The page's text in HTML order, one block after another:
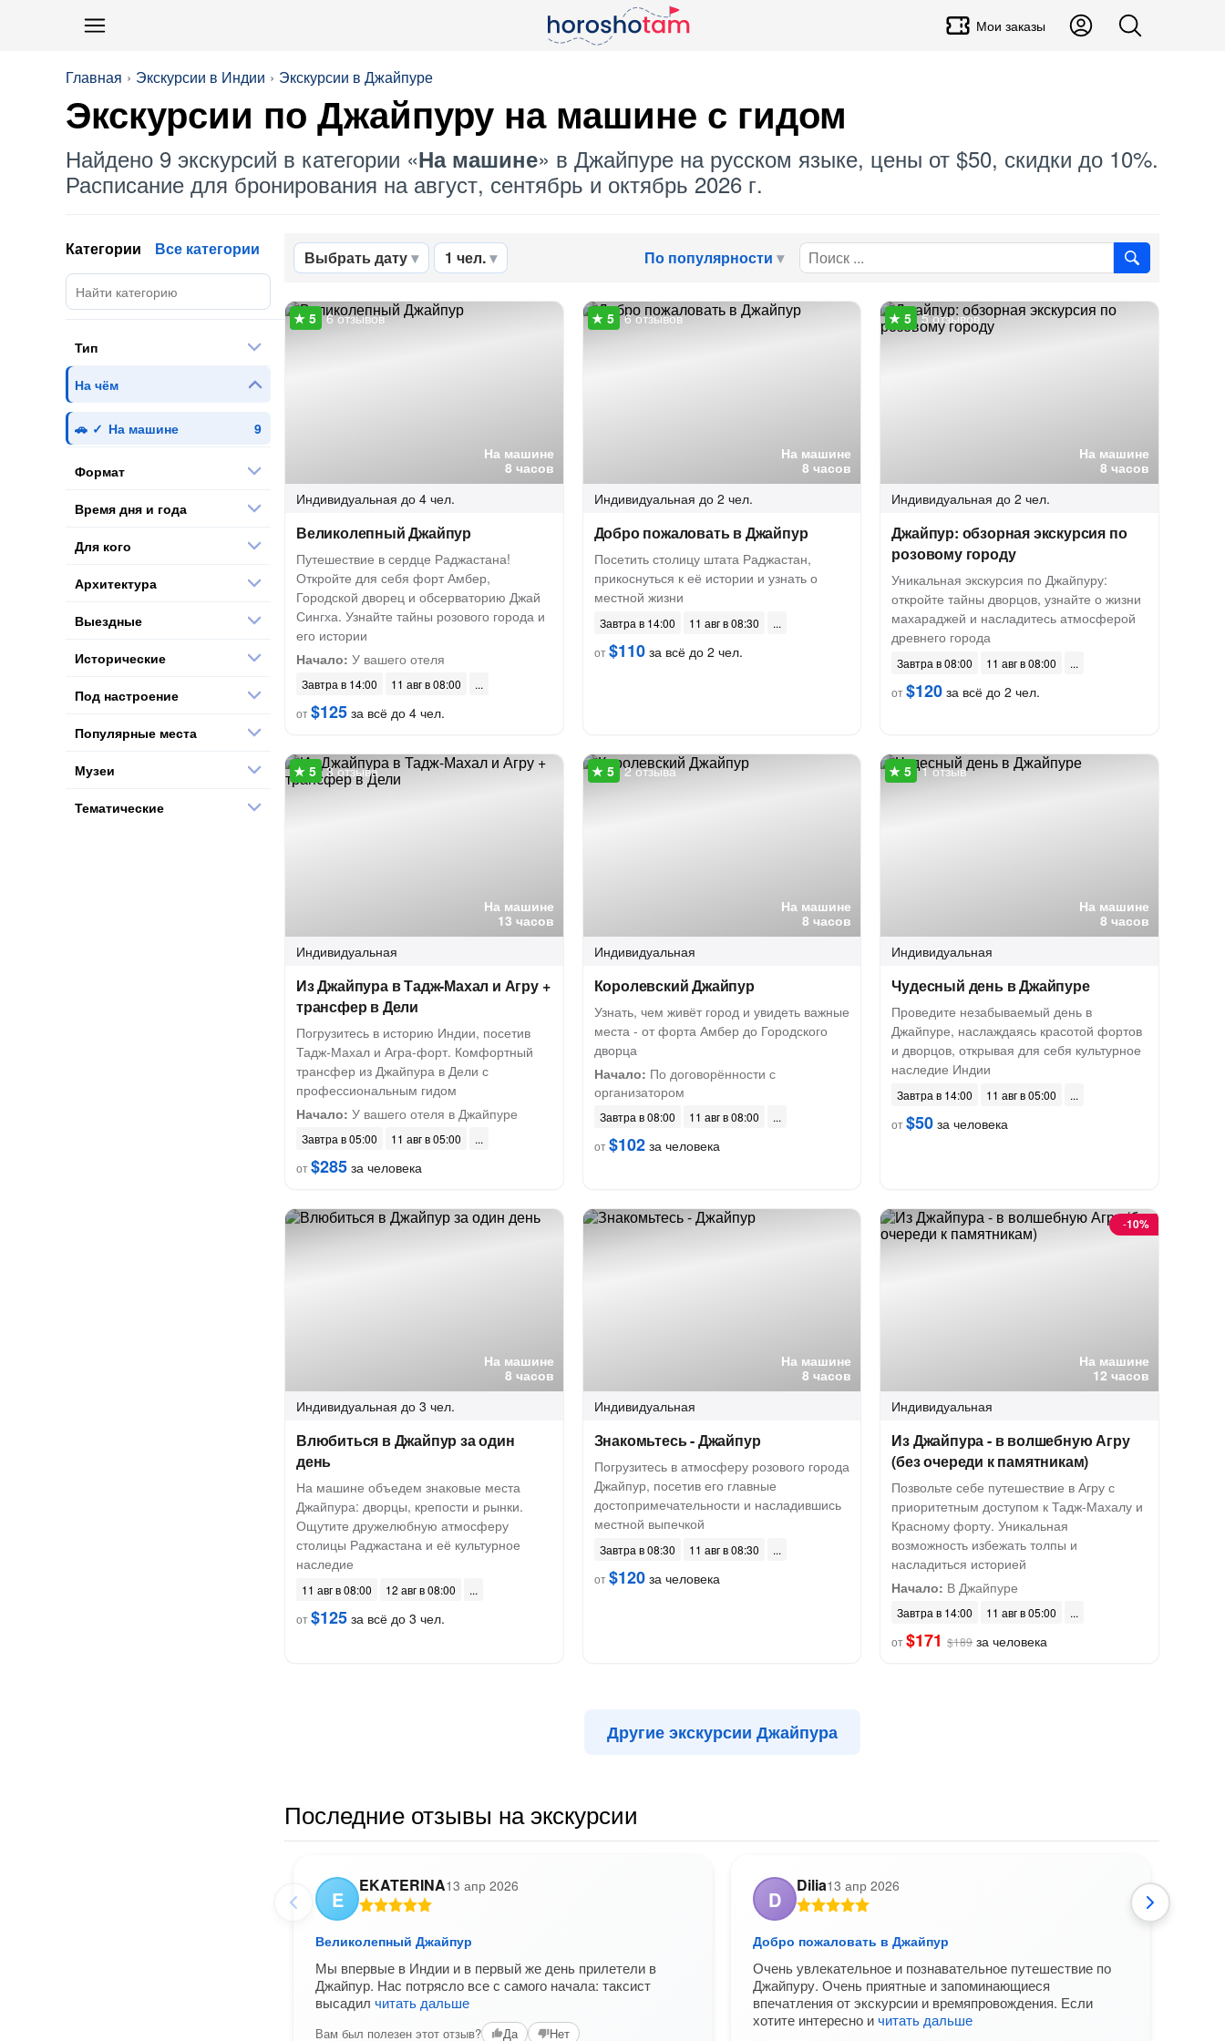
Мои заказы
Главная Экскурсии в Индии Экскурсии в Джайпуре
Экскурсии по Джайпуру на машине с гидом
Найдено 9 экскурсий в категории «На машине» в Джайпуре на русском языке, цены от $50, скидки до 10%.
Расписание для бронирования на август, сентябрь и октябрь 2026 г.
Выбрать дату 1 чел. По популярности
На машине
8 часов
6 отзывов
Индивидуальная до 4 чел.
Великолепный Джайпур
Путешествие в сердце Раджастана!
Откройте для себя форт Амбер,
Городской дворец и обсерваторию Джай
Сингха. Узнайте тайны розового города и
его истории
Начало: У вашего отеля
Завтра в 14:00
11 авг в 08:00
от$125 за всё до 4 чел.
На машине
8 часов
6 отзывов
Индивидуальная до 2 чел.
Добро пожаловать в Джайпур
Посетить столицу штата Раджастан,
прикоснуться к её истории и узнать о
местной жизни
Завтра в 14:00
11 авг в 08:30
от$110за всё до 2 чел.
На машине
8 часов
5 отзывов
Индивидуальная до 2 чел.
Джайпур: обзорная экскурсия по
розовому городу
Уникальная экскурсия по Джайпуру:
откройте тайны дворцов, узнайте о жизни
махараджей и насладитесь атмосферой
древнего города
Завтра в 08:00
11 авг в 08:00
от$120 за всё до 2 чел.
На машине
13 часов
3 отзыва
Индивидуальная
Из Джайпура в Тадж-Махал и Агру +
трансфер в Дели
Погрузитесь в историю Индии, посетив
Тадж-Махал и Агра-форт. Комфортный
трансфер из Джайпура в Дели с
профессиональным гидом
Начало: У вашего отеля в Джайпуре
Завтра в 05:00
11 авг в 05:00
от$285 за человека
На машине
8 часов
2 отзыва
Индивидуальная
Королевский Джайпур
Узнать, чем живёт город и увидеть важные
места - от форта Амбер до Городского
дворца
Начало: По договорённости с
организатором
Завтра в 08:00
11 авг в 08:00
от$102за человека
На машине
8 часов
1 отзыв
Индивидуальная
Чудесный день в Джайпуре
Проведите незабываемый день в
Джайпуре, наслаждаясь красотой фортов
и дворцов, открывая для себя культурное
наследие Индии
Завтра в 14:00
11 авг в 05:00
от$50 за человека
На машине
8 часов
Индивидуальная до 3 чел.
Влюбиться в Джайпур за один
день
На машине объедем знаковые места
Джайпура: дворцы, крепости и рынки.
Ощутите дружелюбную атмосферу
столицы Раджастана и её культурное
наследие
11 авг в 08:00
12 авг в 08:00
от$125 за всё до 3 чел.
На машине
8 часов
Индивидуальная
Знакомьтесь - Джайпур
Погрузитесь в атмосферу розового города
Джайпур, посетив его главные
достопримечательности и насладившись
местной выпечкой
Завтра в 08:30
11 авг в 08:30
от$120за человека
На машине
12 часов
-10%
Индивидуальная
Из Джайпура - в волшебную Агру
(без очереди к памятникам)
Позвольте себе путешествие в Агру с
приоритетным доступом к Тадж-Махалу и
Красному форту. Уникальная
возможность избежать толпы и
насладиться историей
Начало: В Джайпуре
Завтра в 14:00
11 авг в 05:00
от$171 $189за человека
Другие экскурсии Джайпура
Последние отзывы на экскурсии
E
EKATERINA13 апр 2026
Великолепный Джайпур
Мы впервые в Индии и в первый же день прилетели в
Джайпур. Нас потрясло все с самого начала: таксист
высадил читать дальше
Вам был полезен этот отзыв? Да Нет
D
Dilia13 апр 2026
Добро пожаловать в Джайпур
Очень увлекательное и познавательное путешествие по
Джайпуру. Очень приятные и запоминающиеся
впечатления от экскурсии и времяпровождения. Если
хотите интересно ичитать дальше
Категории Все категории
Тип
На чём
На машине
Формат
Время дня и года
Для кого
Архитектура
Выездные
Исторические
Под настроение
Популярные места
Музеи
Тематические